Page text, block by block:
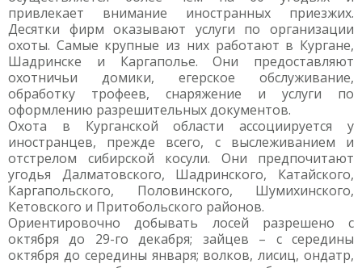
привлекает внимание иностранных приезжих.
Десятки фирм оказывают услуги по организации
охоты. Самые крупные из них работают в Кургане,
Шадринске и Каргаполье. Они предоставляют
охотничьи домики, егерское обслуживание,
обработку трофеев, снаряжение и услуги по
оформлению разрешительных документов.
Охота в Курганской области ассоциируется у
иностранцев, прежде всего, с выслеживанием и
отстрелом сибирской косули. Они предпочитают
угодья Далматовского, Шадринского, Катайского,
Каргапольского, Половинского, Шумихинского,
Кетовского и Притобольского районов.
Ориентировочно добывать лосей разрешено с
октября до 29-го декабря; зайцев – с середины
октября до середины января; волков, лисиц, ондатр,